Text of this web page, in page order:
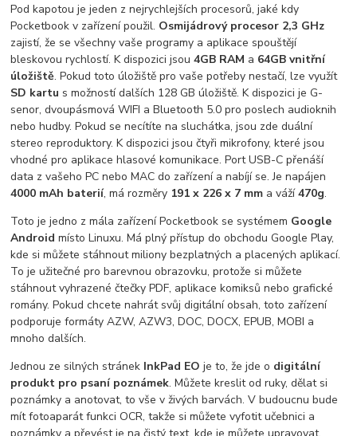
Pod kapotou je jeden z nejrychlejších procesorů, jaké kdy
Pocketbook v zařízení použil. Osmijádrový procesor 2,3 GHz
zajistí, že se všechny vaše programy a aplikace spouštějí
bleskovou rychlostí. K dispozici jsou4GB RAM a 64GB vnitřní
úložiště. Pokud toto úložiště pro vaše potřeby nestačí, lze využít
SD kartu s možností dalších 128 GB úložiště. K dispozici je G-
senor, dvoupásmová WIFI a Bluetooth 5.0 pro poslech audioknih
nebo hudby. Pokud se necítíte na sluchátka, jsou zde duální
stereo reproduktory. K dispozici jsou čtyři mikrofony, které jsou
vhodné pro aplikace hlasové komunikace. Port USB-C přenáší
data z vašeho PC nebo MAC do zařízení a nabíjí se. Je napájen
4000 mAh baterií, má rozměry 191 x 226 x 7 mm a váží470g.
Toto je jedno z mála zařízení Pocketbook se systémem Google
Android místo Linuxu. Má plný přístup do obchodu Google Play,
kde si můžete stáhnout miliony bezplatných a placených aplikací.
To je užitečné pro barevnou obrazovku, protože si můžete
stáhnout vyhrazené čtečky PDF, aplikace komiksů nebo grafické
romány. Pokud chcete nahrát svůj digitální obsah, toto zařízení
podporuje formáty AZW, AZW3, DOC, DOCX, EPUB, MOBI a
mnoho dalších.
Jednou ze silných stránek InkPad EO je to, že jde o digitální
produkt pro psaní poznámek. Můžete kreslit od ruky, dělat si
poznámky a anotovat, to vše v živých barvách. V budoucnu bude
mít fotoaparát funkci OCR, takže si můžete vyfotit učebnici a
poznámky a převést je na čistý text, kde je můžete upravovat.